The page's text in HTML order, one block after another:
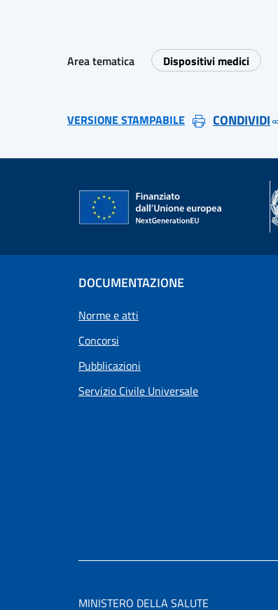
Area tematica Dispositivi medici
VERSIONE STAMPABILE CONDIVIDI
DOCUMENTAZIONE
Norme e atti
Concorsi
Pubblicazioni
Servizio Civile Universale
MINISTERO DELLA SALUTE